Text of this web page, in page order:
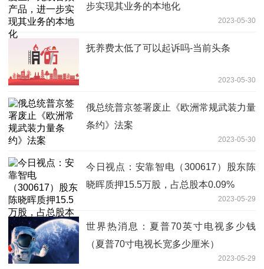
步实现其业务的本地化
2023-05-30
抚养费太低了可以起诉吗-当前头条
2023-05-30
俄总统普京签署废止《欧洲常规武装力量
条约》法案
2023-05-30
今日视点：安靠智电（300617）股东陈
晓晖质押15.5万股，占总股本0.09%
2023-05-29
世界热消息：夏普70英寸电视多少钱
（夏普70寸电视长宽多少厘米）
2023-05-29